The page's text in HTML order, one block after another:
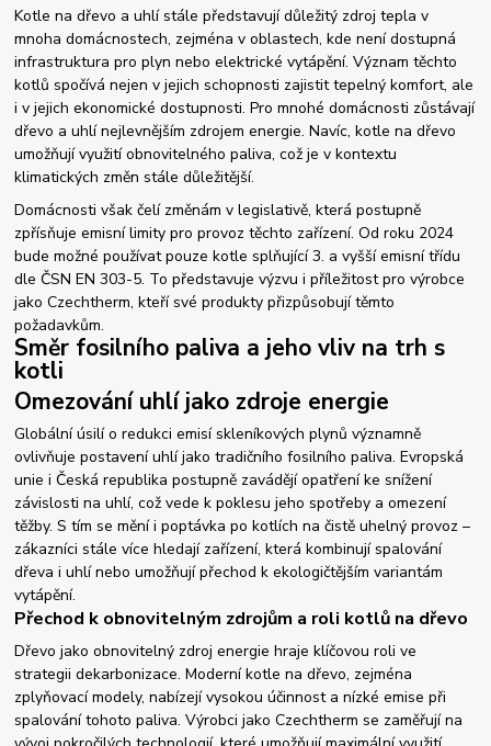
Kotle na dřevo a uhlí stále představují důležitý zdroj tepla v
mnoha domácnostech, zejména v oblastech, kde není dostupná
infrastruktura pro plyn nebo elektrické vytápění. Význam těchto
kotlů spočívá nejen v jejich schopnosti zajistit tepelný komfort, ale
i v jejich ekonomické dostupnosti. Pro mnohé domácnosti zůstávají
dřevo a uhlí nejlevnějším zdrojem energie. Navíc, kotle na dřevo
umožňují využití obnovitelného paliva, což je v kontextu
klimatických změn stále důležitější.
Domácnosti však čelí změnám v legislativě, která postupně
zpřísňuje emisní limity pro provoz těchto zařízení. Od roku 2024
bude možné používat pouze kotle splňující 3. a vyšší emisní třídu
dle ČSN EN 303-5. To představuje výzvu i příležitost pro výrobce
jako Czechtherm, kteří své produkty přizpůsobují těmto
požadavkům.
Směr fosilního paliva a jeho vliv na trh s
kotli
Omezování uhlí jako zdroje energie
Globální úsilí o redukci emisí skleníkových plynů významně
ovlivňuje postavení uhlí jako tradičního fosilního paliva. Evropská
unie i Česká republika postupně zavádějí opatření ke snížení
závislosti na uhlí, což vede k poklesu jeho spotřeby a omezení
těžby. S tím se mění i poptávka po kotlích na čistě uhelný provoz –
zákazníci stále více hledají zařízení, která kombinují spalování
dřeva i uhlí nebo umožňují přechod k ekologičtějším variantám
vytápění.
Přechod k obnovitelným zdrojům a roli kotlů na dřevo
Dřevo jako obnovitelný zdroj energie hraje klíčovou roli ve
strategii dekarbonizace. Moderní kotle na dřevo, zejména
zplyňovací modely, nabízejí vysokou účinnost a nízké emise při
spalování tohoto paliva. Výrobci jako Czechtherm se zaměřují na